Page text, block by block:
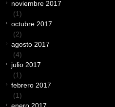
noviembre 2017
(1)
octubre 2017
(2)
agosto 2017
(4)
julio 2017
(1)
febrero 2017
(1)